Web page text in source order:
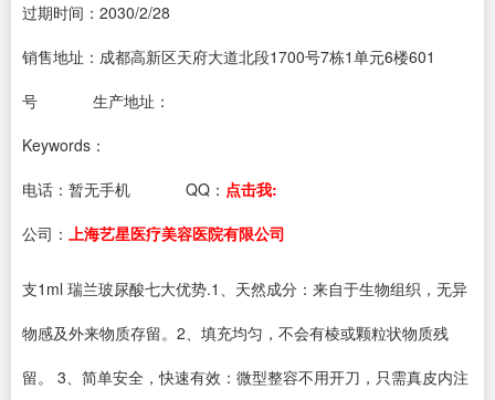
过期时间： 2030/2/28
销售地址：成都高新区天府大道北段1700号7栋1单元6楼601
号
生产地址：
Keywords：
电话： 暂无手机 QQ： 点击我:
公司： 上海艺星医疗美容医院有限公司
支1ml 瑞兰玻尿酸七大优势.1、天然成分：来自于生物组织，无异
物感及外来物质存留。2、填充均匀，不会有棱或颗粒状物质残
留。 3、简单安全，快速有效：微型整容不用开刀，只需真皮内注